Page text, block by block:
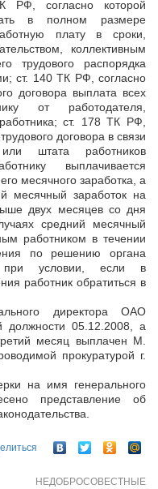
РФ, согласно которой
в полном размере
плату в сроки,
коллективным
трудового распорядка
ст. 140 ТК РФ, согласно
договора выплата всех
от работодателя,
ст. 178 ТК РФ,
договора в связи
штата работников
выплачивается
месячного заработка, а
месячный заработок на
двух месяцев со дня
средний месячный
работником в течении
по решению органа
при условии, если в
работник обратиться в
директора ОАО
должности 05.12.2008, а
месяц выплачен М.
прокуратурой г.
на имя генерального
представление об
НЕДОБРОСОВЕСТНЫЕ